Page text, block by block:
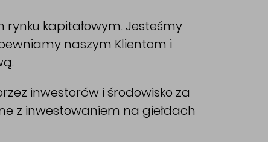
rynku kapitałowym. Jesteśmy
naszym Klientom i
inwestorów i środowisko za
z inwestowaniem na giełdach